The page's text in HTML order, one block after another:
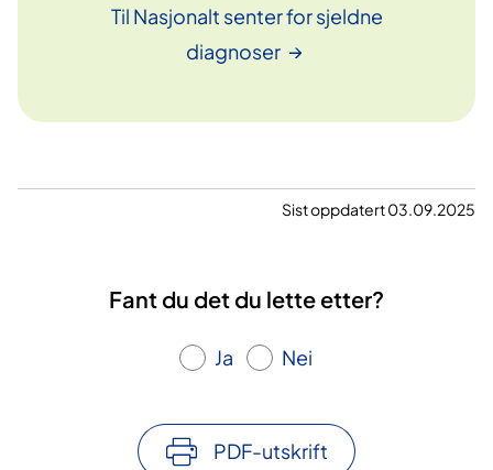
Til Nasjonalt senter for sjeldne
diagnoser
Sist oppdatert 03.09.2025
Fant du det du lette etter?
Ja Nei
PDF-utskrift